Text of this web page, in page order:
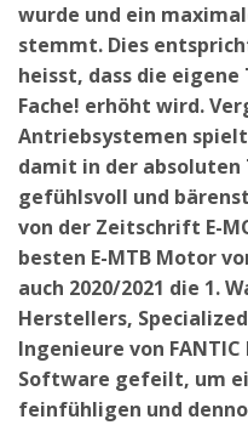
wurde und ein
stemmt. Dies
heisst, dass die
Fache! erhöht wird.
Antriebsystemen spielt
damit in der absoluten
gefühlsvoll und
von der Zeitschrift E-
besten E-MTB Motor
auch 2020/2021 die 1.
Herstellers,
Ingenieure von
Software gefeilt, um
feinfühligen und